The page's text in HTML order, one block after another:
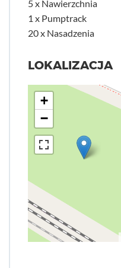
5 x Nawierzchnia
1 x Pumptrack
20 x Nasadzenia
LOKALIZACJA
+
−